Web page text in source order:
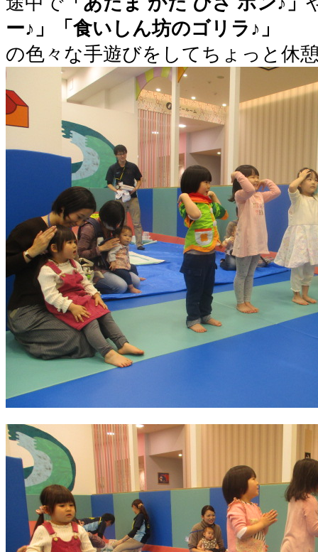
ー♪」「食いしん坊のゴリラ♪」
の色々な手遊びをしてちょっと休